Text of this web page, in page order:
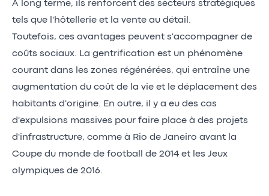
À long terme, ils renforcent des secteurs stratégiques
tels que l'hôtellerie et la vente au détail.
Toutefois, ces avantages peuvent s'accompagner de
coûts sociaux. La gentrification est un phénomène
courant dans les zones régénérées, qui entraîne une
augmentation du coût de la vie et le déplacement des
habitants d'origine. En outre, il y a eu des cas
d'expulsions massives pour faire place à des projets
d'infrastructure, comme à Rio de Janeiro avant la
Coupe du monde de football de 2014 et les Jeux
olympiques de 2016.